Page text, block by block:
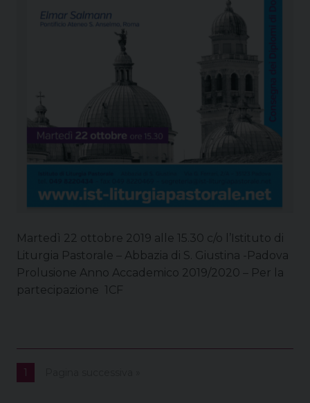
Martedì 22 ottobre 2019 alle 15.30 c/o l’Istituto di
Liturgia Pastorale – Abbazia di S. Giustina -Padova
Prolusione Anno Accademico 2019/2020 – Per la
partecipazione 1CF
1